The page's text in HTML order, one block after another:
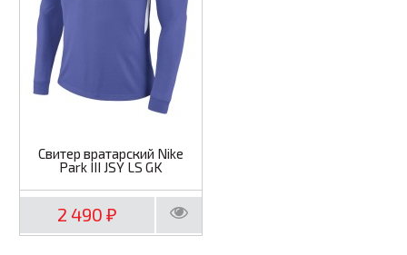
Свитер вратарский Nike
Park III JSY LS GK
2 490 ₽